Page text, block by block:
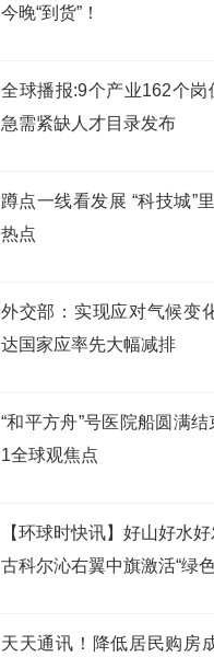
今晚“到货”！
全球播报:9个产业162个岗
急需紧缺人才目录发布
蹲点一线看发展 “科技城”
热点
外交部：实现应对气候变
达国家应率先大幅减排
“和平方舟”号医院船圆满
1全球观焦点
【环球时快讯】好山好水
古科尔沁右翼中旗激活“绿
天天通讯！降低居民购房